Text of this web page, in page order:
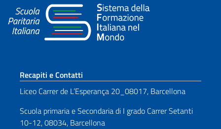
Sezione footer
Recapiti e Contatti
Liceo Carrer de L’Esperança 20_08017, Barcellona
Scuola primaria e Secondaria di I grado Carrer Setanti
10-12, 08034, Barcellona